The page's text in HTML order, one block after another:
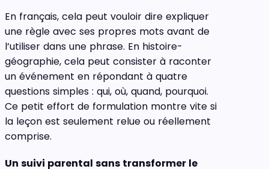
En français, cela peut vouloir dire expliquer
une règle avec ses propres mots avant de
l’utiliser dans une phrase. En histoire-
géographie, cela peut consister à raconter
un événement en répondant à quatre
questions simples : qui, où, quand, pourquoi.
Ce petit effort de formulation montre vite si
la leçon est seulement relue ou réellement
comprise.
Un suivi parental sans transformer le